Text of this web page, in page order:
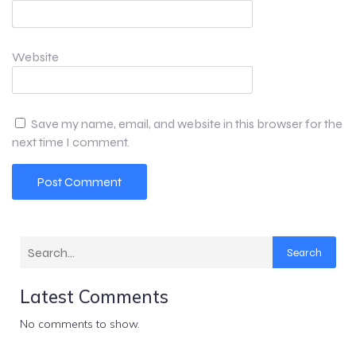
Website
Save my name, email, and website in this browser for the
next time I comment.
Search
Latest Comments
No comments to show.